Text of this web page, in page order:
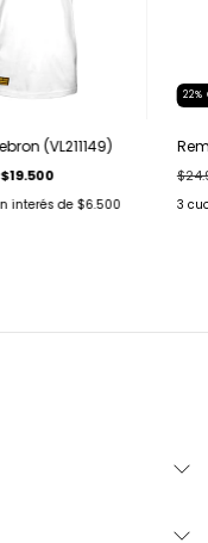
(VL211149)
$19.500
interés de $6.500
22%
3